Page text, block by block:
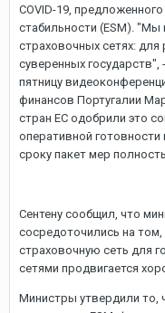
COVID-19,
стабильности (ESM).
страховочных сетях:
суверенных
пятницу
финансов Португалии
стран ЕС одобрили это
оперативной
сроку пакет мер
Сентену сообщил, что
сосредоточились на том,
страховочную сеть для
сетями продвигается
Министры утвердили то,